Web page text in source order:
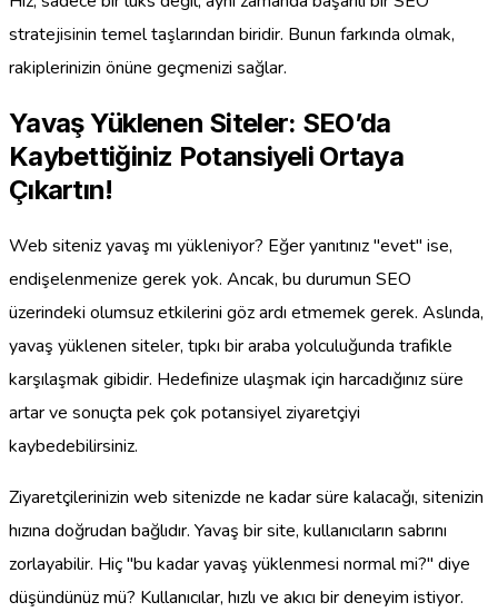
stratejisinin temel taşlarından biridir. Bunun farkında olmak,
rakiplerinizin önüne geçmenizi sağlar.
Yavaş Yüklenen Siteler: SEO’da
Kaybettiğiniz Potansiyeli Ortaya
Çıkartın!
Web siteniz yavaş mı yükleniyor? Eğer yanıtınız "evet" ise,
endişelenmenize gerek yok. Ancak, bu durumun SEO
üzerindeki olumsuz etkilerini göz ardı etmemek gerek. Aslında,
yavaş yüklenen siteler, tıpkı bir araba yolculuğunda trafikle
karşılaşmak gibidir. Hedefinize ulaşmak için harcadığınız süre
artar ve sonuçta pek çok potansiyel ziyaretçiyi
kaybedebilirsiniz.
Ziyaretçilerinizin web sitenizde ne kadar süre kalacağı, sitenizin
hızına doğrudan bağlıdır. Yavaş bir site, kullanıcıların sabrını
zorlayabilir. Hiç "bu kadar yavaş yüklenmesi normal mi?" diye
düşündünüz mü? Kullanıcılar, hızlı ve akıcı bir deneyim istiyor.